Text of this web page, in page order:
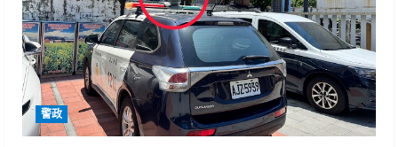
警政